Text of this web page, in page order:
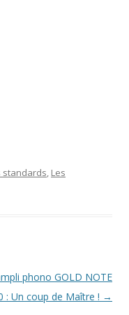
standards, Les
phono GOLD NOTE
: Un coup de Maître ! →